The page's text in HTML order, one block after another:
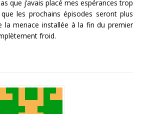
que j’avais placé mes espérances trop
les prochains épisodes seront plus
la menace installée à la fin du premier
froid.